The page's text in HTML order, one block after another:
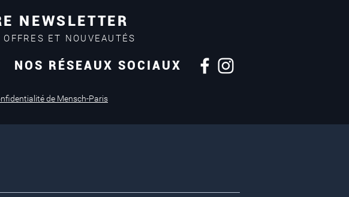
en magasin
NEWSLETTER
ET NOUVEAUTÉS
NOS RÉSEAUX SOCIAUX
de Mensch-Paris